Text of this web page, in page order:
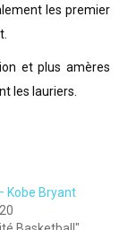
les premier
et plus amères
les lauriers.
Kobe Bryant